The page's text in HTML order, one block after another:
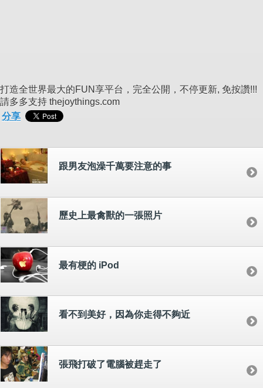
打造全世界最大的FUN享平台，完全公開，不停更新, 免按讚!!!
請多多支持 thejoythings.com
分享
跟男友泡澡千萬要注意的事
歷史上最禽獸的一張照片
最有梗的 iPod
看不到美好，因為你走得不夠近
張飛打破了電腦被趕走了